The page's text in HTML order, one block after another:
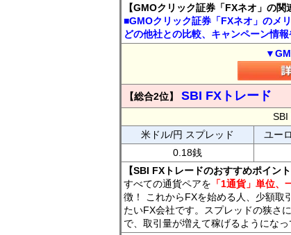
【GMOクリック証券「FXネオ」の関
■GMOクリック証券「FXネオ」のメ
どの他社との比較、キャンペーン情
【総合2位】 SBI FXトレード
SBI
米ドル/円 スプレッド
ユー
0.18銭
【SBI FXトレードのおすすめポイント
すべての通貨ペアを 「1通貨」単位
徴！ これからFXを始める人、少額取
たいFX会社です。スプレッドの狭さ
で、取引量が増えて稼げるようにな